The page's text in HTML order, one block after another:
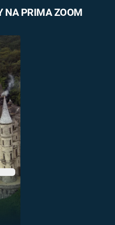
NA PRIMA ZOOM